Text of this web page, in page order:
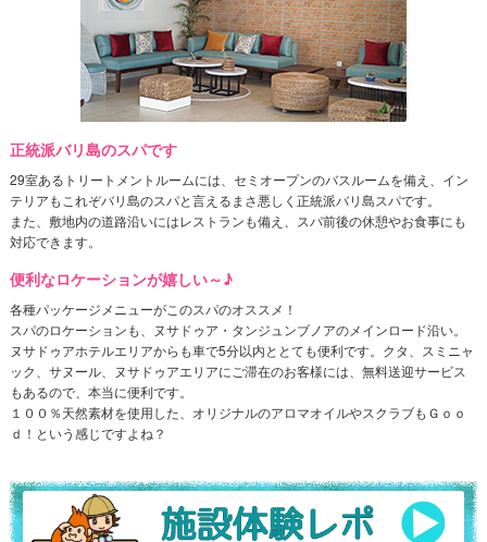
正統派バリ島のスパです
29室あるトリートメントルームには、セミオープンのバスルームを備え、イン
テリアもこれぞバリ島のスパと言えるまさ悪しく正統派バリ島スパです。
また、敷地内の道路沿いにはレストランも備え、スパ前後の休憩やお食事にも
対応できます。
便利なロケーションが嬉しい～♪
各種パッケージメニューがこのスパのオススメ！
スパのロケーションも、ヌサドゥア・タンジュンブノアのメインロード沿い。
ヌサドゥアホテルエリアからも車で5分以内ととても便利です。クタ、スミニャ
ック、サヌール、ヌサドゥアエリアにご滞在のお客様には、無料送迎サービス
もあるので、本当に便利です。
１００％天然素材を使用した、オリジナルのアロマオイルやスクラブもＧｏｏ
ｄ！という感じですよね？